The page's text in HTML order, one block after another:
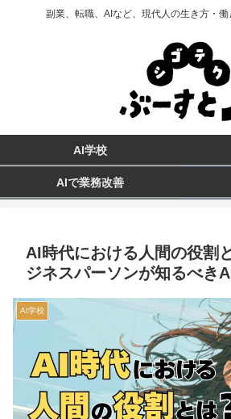
副業、転職、AIなど、現代人の生き方・働
AI学校
AIで業務改善
AI時代における人間の役割
ジネスパーソンが知るべき
AI学校